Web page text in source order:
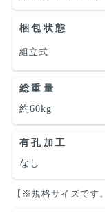
梱包状態
組立式
総重量
約60kg
有孔加工
なし
【※規格サイズです